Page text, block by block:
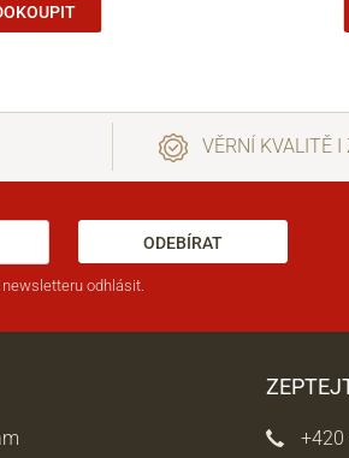
VĚRNÍ KVALITĚ
ODEBÍRAT
odhlásit.
+420